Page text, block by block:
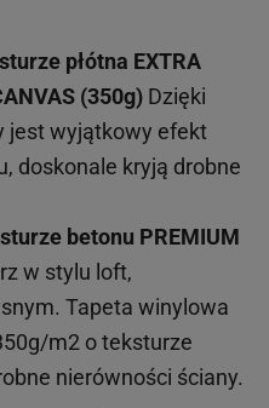
płótna EXTRA
(350g) Dzięki
jest wyjątkowy efekt
doskonale kryją drobne
betonu PREMIUM
w stylu loft,
Tapeta winylowa
m2 o teksturze
nierówności ściany.